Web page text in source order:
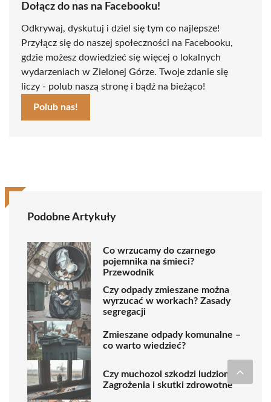
Dołącz do nas na Facebooku!
Odkrywaj, dyskutuj i dziel się tym co najlepsze!
Przyłącz się do naszej społeczności na Facebooku,
gdzie możesz dowiedzieć się więcej o lokalnych
wydarzeniach w Zielonej Górze. Twoje zdanie się
liczy - polub naszą stronę i bądź na bieżąco!
Polub nas!
Podobne Artykuły
Co wrzucamy do czarnego
pojemnika na śmieci?
Przewodnik
Czy odpady zmieszane można
wyrzucać w workach? Zasady
segregacji
Zmieszane odpady komunalne –
co warto wiedzieć?
Czy muchozol szkodzi ludziom?
Zagrożenia i skutki zdrowotne